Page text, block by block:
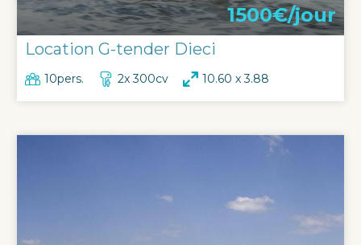
1500€/jour
Location G-tender Dieci
10pers. 2x 300cv 10.60 x 3.88